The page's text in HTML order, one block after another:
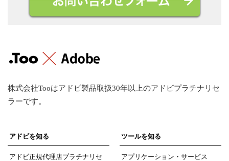
株式会社Tooはアドビ製品取扱30年以上のアドビプラチナリセ
ラーです。
アドビを知る
アドビ正規代理店プラチナリセ
ツールを知る
アプリケーション・サービス